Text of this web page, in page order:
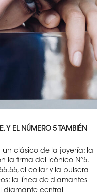
Y EL NÚMERO 5 TAMBIÉN
un clásico de la joyería: la
la firma del icónico N°5.
el collar y la pulsera
la línea de diamantes
diamante central